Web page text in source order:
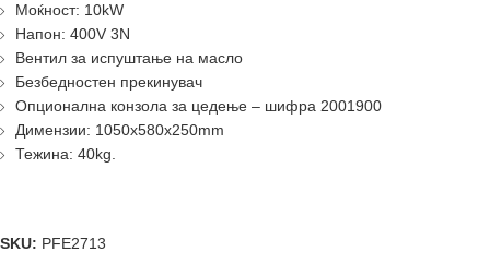
Моќност: 10kW
Напон: 400V 3N
Вентил за испуштање на масло
Безбедностен прекинувач
Опционална конзола за цедење – шифра 2001900
Димензии: 1050x580x250mm
Тежина: 40kg.
SKU: PFE2713